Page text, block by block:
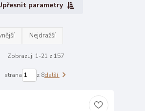
parametry
Nejdražší
Zobrazuji 1-21 z 157
strana z 8další